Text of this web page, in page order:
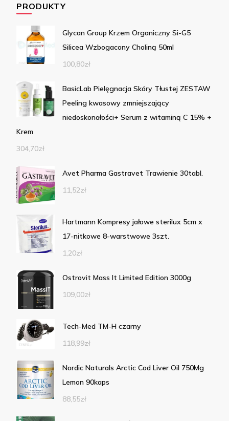
PRODUKTY
Glycan Group Krzem Organiczny Si-G5
Silicea Wzbogacony Choliną 50ml
100,80zł
BasicLab Pielęgnacja Skóry Tłustej ZESTAW
Peeling kwasowy zmniejszający
niedoskonałości+ Serum z witaminą C 15% +
Krem
304,70zł
Avet Pharma Gastravet Trawienie 30tabl.
11,52zł
Hartmann Kompresy jałowe sterilux 5cm x
17-nitkowe 8-warstwowe 3szt.
1,20zł
Ostrovit Mass It Limited Edition 3000g
109,00zł
Tech-Med TM-H czarny
118,99zł
Nordic Naturals Arctic Cod Liver Oil 750Mg
Lemon 90kaps
88,55zł